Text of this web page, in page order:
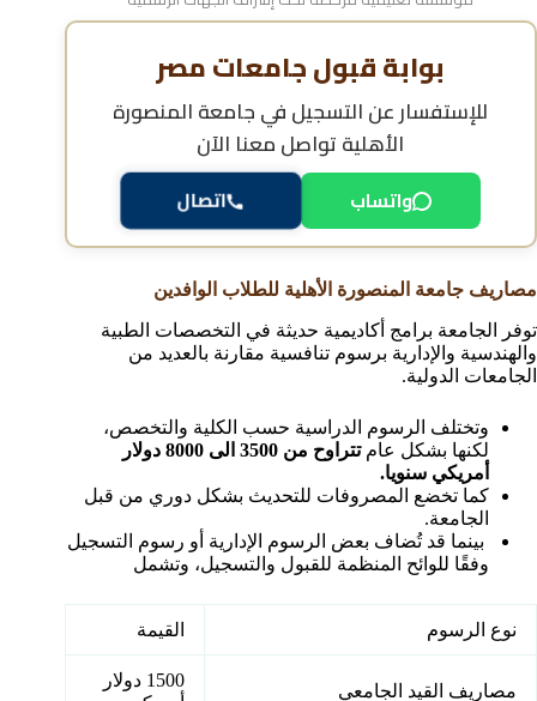
بوابة قبول جامعات مصر
للإستفسار عنالتسجيل في جامعة المنصورة
الأهليةتواصل معنا الآن
واتساب اتصال
مصاريف جامعة المنصورة الأهلية للطلاب الوافدين
توفر الجامعة برامج أكاديمية حديثة في التخصصات الطبية
والهندسية والإدارية برسوم تنافسية مقارنة بالعديد من
الجامعات الدولية.
وتختلف الرسوم الدراسية حسب الكلية والتخصص،
لكنها بشكل عام
تتراوح من 3500 الى 8000 دولار
أمريكي سنويا.
كما تخضع المصروفات للتحديث بشكل دوري من قبل
الجامعة.
بينما قد تُضاف بعض الرسوم الإدارية أو رسوم التسجيل
وفقًا للوائح المنظمة للقبول والتسجيل، وتشمل
نوع الرسوم القيمة
مصاريف القيد الجامعي
1500 دولار